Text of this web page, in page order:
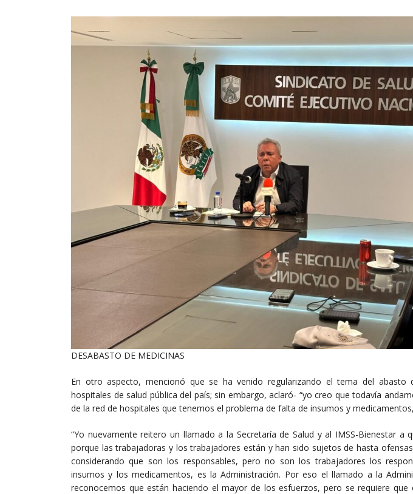
DESABASTO DE MEDICINAS
En otro aspecto, mencionó que se ha venido regularizando el tema del abasto
hospitales de salud pública del país; sin embargo, aclaró- “yo creo que todavía
de la red de hospitales que tenemos el problema de falta de insumos y
“Yo nuevamente reitero un llamado a la Secretaría de Salud y al IMSS-Bienestar a
porque las trabajadoras y los trabajadores están y han sido sujetos de hasta
considerando que son los responsables, pero no son los trabajadores los
insumos y los medicamentos, es la Administración. Por eso el llamado a la
reconocemos que están haciendo el mayor de los esfuerzos, pero se requiere